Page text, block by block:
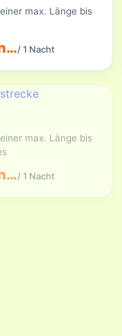
max. Länge bis
/ 1 Nacht
max. Länge bis
/ 1 Nacht